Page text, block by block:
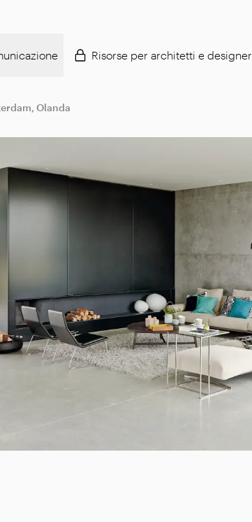
Risorse per architetti e designer
Olanda